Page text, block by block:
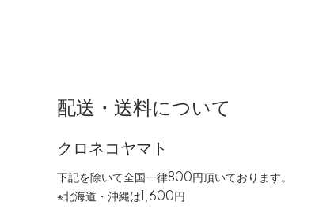
配送・送料について
クロネコヤマト
下記を除いて全国一律800円頂いております。
※北海道・沖縄は1,600円